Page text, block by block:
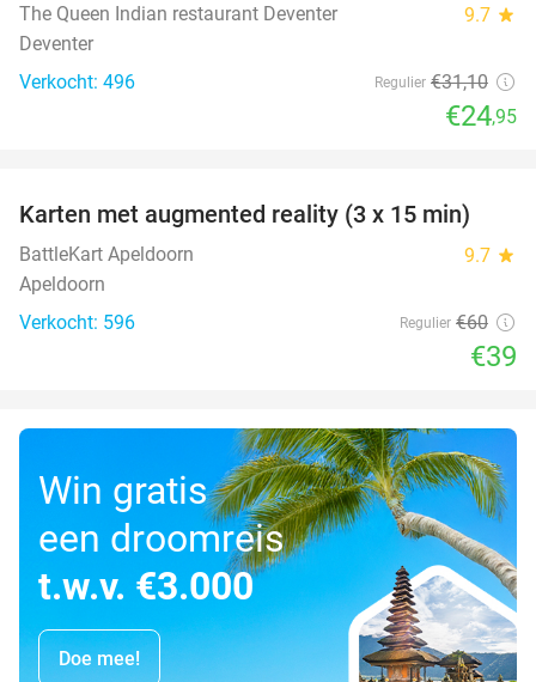
The Queen Indian restaurant Deventer 9.7 star
Deventer
Verkocht: 496
Regulier €31,10
€24,95
35%
Karten met augmented reality (3 x 15 min)
BattleKart Apeldoorn 9.7 star
Apeldoorn
Verkocht: 596
Regulier €60
€39
Win gratis
een droomreis
t.w.v. €3.000
Doe mee!